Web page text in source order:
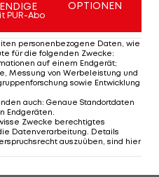
Trainingsalltag werden:
und Plan leben. "Die
Freunden und Familie
- dafür hatte ich so nie
ihre ersten Ziele nach
gelte es, einmal
zu genießen. "Was
PUR-Abo
OPTIONEN
personenbezogene Daten, wie
für die folgenden Zwecke:
auf einem Endgerät;
Messung von Werbeleistung und
sowie Entwicklung
auch: Genaue Standortdaten
Endgeräten
Zwecke berechtigtes
Datenverarbeitung. Details
auszuüben, sind hier